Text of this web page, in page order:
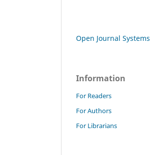
Open Journal Systems
Information
For Readers
For Authors
For Librarians